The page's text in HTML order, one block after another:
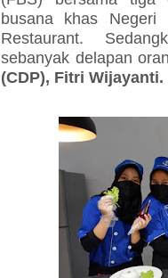
busana khas Negeri
Restaurant.
sebanyak delapan
(CDP), Fitri Wijayanti.